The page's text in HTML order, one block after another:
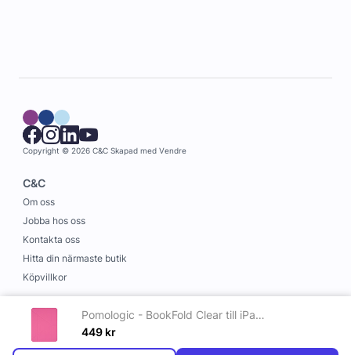
Pomologic - BookFold Clear till iPad Air 11 (M2/M3) - Clear/Rosa
449 kr
Copyright © 2026 C&C Skapad med Vendre
C&C
Om oss
Jobba hos oss
Kontakta oss
Hitta din närmaste butik
Köpvillkor
Information
Leverans och betalning
Cookies